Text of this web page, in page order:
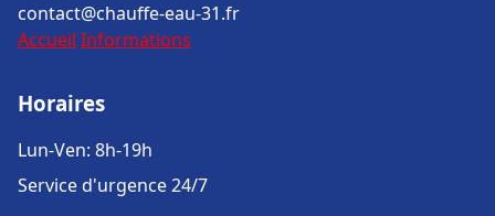
contact@chauffe-eau-31.fr
Accueil Informations
Horaires
Lun-Ven: 8h-19h
Service d'urgence 24/7